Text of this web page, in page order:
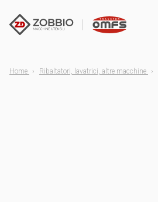
Home Ribaltatori, lavatrici, altre macchine